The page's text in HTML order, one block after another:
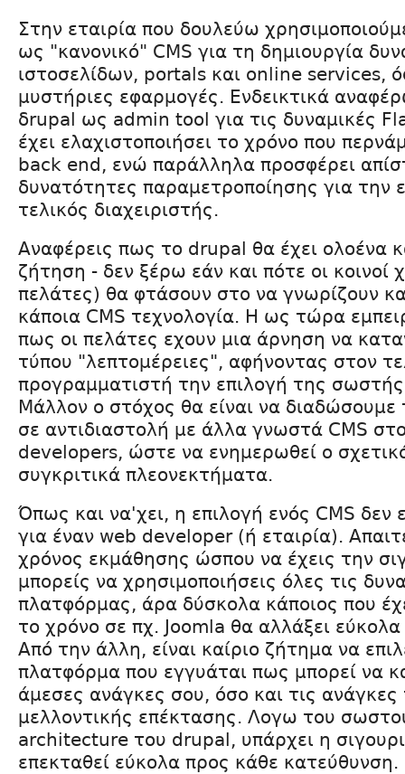
Στην εταιρία που δουλεύω
ως "κανονικό" CMS για τη δημιουργία
ιστοσελίδων, portals και online services,
μυστήριες εφαρμογές. Ενδεικτικά
δrupal ως admin tool για τις δυναμικές
έχει ελαχιστοποιήσει το χρόνο που
back end, ενώ παράλληλα προσφέρει
δυνατότητες παραμετροποίησης για την
τελικός διαχειριστής.
Αναφέρεις πως το drupal θα έχει ολοένα
ζήτηση - δεν ξέρω εάν και πότε οι κοινοί
πελάτες) θα φτάσουν στο να γνωρίζουν
κάποια CMS τεχνολογία. Η ως τώρα
πως οι πελάτες εχουν μια άρνηση να
τύπου "λεπτομέρειες", αφήνοντας στον
προγραμματιστή την επιλογή της
Μάλλον ο στόχος θα είναι να
σε αντιδιαστολή με άλλα γνωστά CMS
developers, ώστε να ενημερωθεί ο
συγκριτικά πλεονεκτήματα.
Όπως και να'χει, η επιλογή ενός CMS δεν
για έναν web developer (ή εταιρία).
χρόνος εκμάθησης ώσπου να έχεις την
μπορείς να χρησιμοποιήσεις όλες τις
πλατφόρμας, άρα δύσκολα κάποιος που
το χρόνο σε πχ. Joomla θα αλλάξει
Από την άλλη, είναι καίριο ζήτημα να
πλατφόρμα που εγγυάται πως μπορεί να
άμεσες ανάγκες σου, όσο και τις ανάγκες
μελλοντικής επέκτασης. Λογω του
architecture του drupal, υπάρχει η
επεκταθεί εύκολα προς κάθε κατεύθυνση.